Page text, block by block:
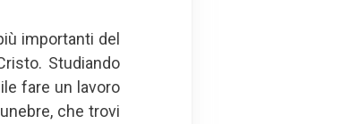
importanti del
Studiando
fare un lavoro
che trovi